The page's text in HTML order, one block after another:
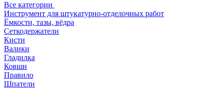
Все категории
Инструмент для штукатурно-отделочных работ
Ёмкости, тазы, вёдра
Сеткодержатели
Кисти
Валики
Гладилка
Ковши
Правило
Шпатели